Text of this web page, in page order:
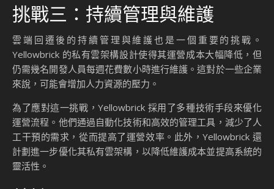
挑戰三：持續管理與維護
雲端回遷後的持續管理與維護也是一個重要的挑戰。
Yellowbrick 的私有雲架構設計使得其運營成本大幅降低，但
仍需幾名開發人員每週花費數小時進行維護。這對於一些企業
來說，可能會增加人力資源的壓力。
為了應對這一挑戰，Yellowbrick 採用了多種技術手段來優化
運營流程。他們通過自動化技術和高效的管理工具，減少了人
工干預的需求，從而提高了運營效率。此外，Yellowbrick 還
計劃進一步優化其私有雲架構，以降低維護成本並提高系統的
靈活性。